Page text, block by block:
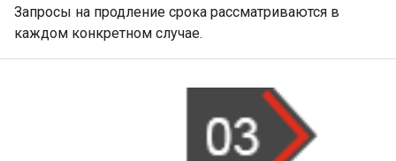
Запросы на продление срока рассматриваются в
каждом конкретном случае.